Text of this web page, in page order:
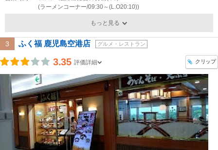
(ラーメンコーナー/09:30～(L.O20:10))
もっと見る
3 ふく福 鹿児島空港店 グルメ・レストラン
3.35 評価詳細 クリップ